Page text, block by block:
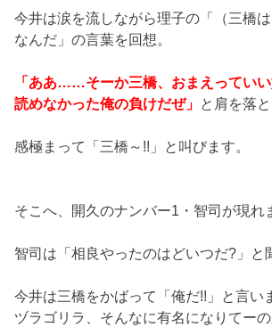
今井は涙を流しながら理子の「（三橋
なんだ」の言葉を回想。
「ああ……そーか三橋、おまえっていい
読めなかった俺の負けだぜ」 と肩を落と
感極まって「三橋～!!」と叫びます。
そこへ、開久のナンバー1・智司が現れ
智司は「相良やったのはどいつだ?」と
今井は三橋をかばって「俺だ!!」と言い
ヅラゴリラ、そんなに有名になりてー